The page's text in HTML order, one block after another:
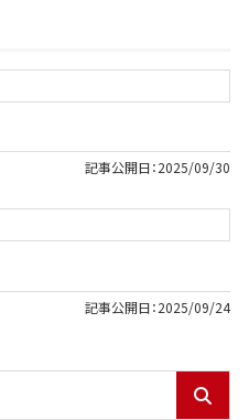
記事公開日：2025/09/30
記事公開日：2025/09/24